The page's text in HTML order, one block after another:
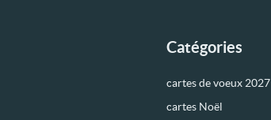
Catégories
cartes de voeux 2027
cartes Noël